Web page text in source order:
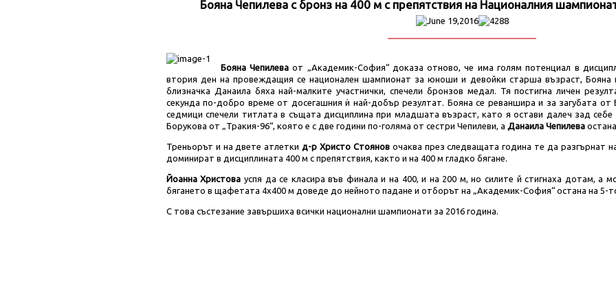
Бояна Чепилева с бронз на 400 м с препятствия на Националния
June 19,2016 4288
Бояна Чепилеваот „Академик-София“ доказа отново, че има голям потенциал в
втория ден на провеждащия се национален шампионат за юноши и девойки старша възраст, Бояна
близначка Данаила бяха най-малките участнички, спечели бронзов медал. Тя постигна личен
секунда по-добро време от досегашния ѝ най-добър резултат. Бояна се реваншира и за загубата
седмици спечели титлата в същата дисциплина при младшата възраст, като я остави далеч зад
Борукова от „Тракия-96“, която е с две години по-голяма от сестри Чепилеви, а Данаила Чепилева
Треньорът и на двете атлетки д-р Христо Стоянов очаква през следващата година те да разгърнат
доминират в дисциплината 400 м с препятствия, както и на 400 м гладко бягане.
Йоанна Христовауспя да се класира във финала и на 400, и на 200 м, но силите й стигнаха дотам, а
бягането в щафетата 4х400 м доведе до нейното падане и отборът на „Академик-София“ остана на 5-
С това състезание завършиха всички национални шампионати за 2016 година.